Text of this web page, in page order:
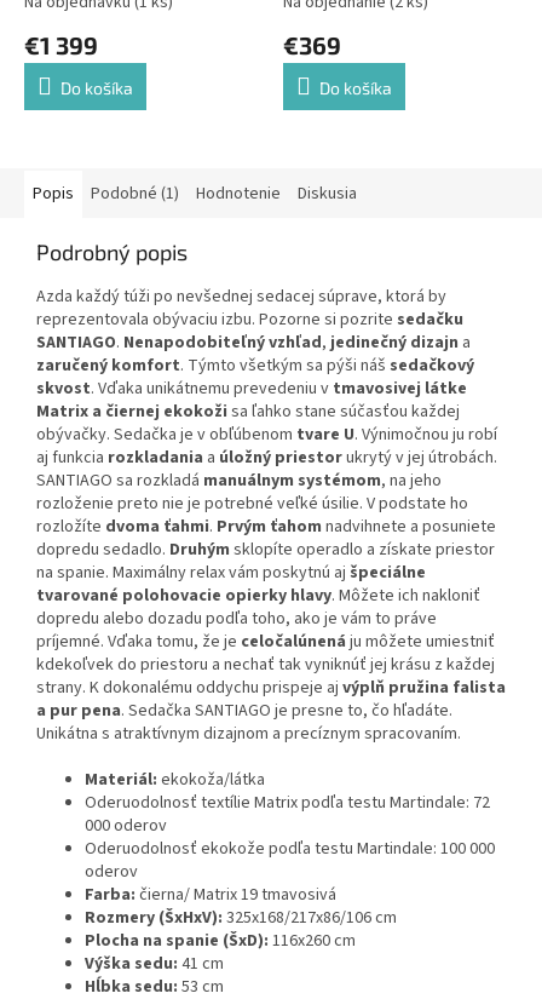
€1 399
Do košíka
€369
Do košíka
Popis Podobné (1) Hodnotenie Diskusia
Podrobný popis
Azda každý túži po nevšednej sedacej súprave, ktorá by
reprezentovala obývaciu izbu. Pozorne si pozrite sedačku
SANTIAGO. Nenapodobiteľný vzhľad, jedinečný dizajn a
zaručený komfort. Týmto všetkým sa pýši náš sedačkový
skvost. Vďaka unikátnemu prevedeniu v tmavosivej látke
Matrix a čiernej ekokoži sa ľahko stane súčasťou každej
obývačky. Sedačka je v obľúbenom tvare U. Výnimočnou ju robí
aj funkcia rozkladania a úložný priestorukrytý v jej útrobách.
SANTIAGO sa rozkladá manuálnym systémom, na jeho
rozloženie preto nie je potrebné veľké úsilie. V podstate ho
rozložíte dvoma ťahmi. Prvým ťahom nadvihnete a posuniete
dopredu sedadlo. Druhým sklopíte operadlo a získate priestor
na spanie. Maximálny relax vám poskytnú aj špeciálne
tvarované polohovacie opierky hlavy. Môžete ich nakloniť
dopredu alebo dozadu podľa toho, ako je vám to práve
príjemné. Vďaka tomu, že je celočalúnená ju môžete umiestniť
kdekoľvek do priestoru a nechať tak vyniknúť jej krásu z každej
strany. K dokonalému oddychu prispeje aj výplň pružina falista
a pur pena. Sedačka SANTIAGO je presne to, čo hľadáte.
Unikátna s atraktívnym dizajnom a precíznym spracovaním.
Materiál: ekokoža/látka
Oderuodolnosť textílie Matrix podľa testu Martindale: 72
000 oderov
Oderuodolnosť ekokože podľa testu Martindale: 100 000
oderov
Farba: čierna/ Matrix 19 tmavosivá
Rozmery (ŠxHxV): 325x168/217x86/106 cm
Plocha na spanie (ŠxD): 116x260 cm
Výška sedu: 41 cm
Hĺbka sedu: 53 cm